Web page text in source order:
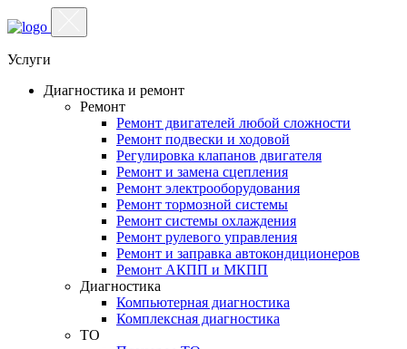
Услуги
Диагностика и ремонт
Ремонт
Ремонт двигателей любой сложности
Ремонт подвески и ходовой
Регулировка клапанов двигателя
Ремонт и замена сцепления
Ремонт электрооборудования
Ремонт тормозной системы
Ремонт системы охлаждения
Ремонт рулевого управления
Ремонт и заправка автокондиционеров
Ремонт АКПП и МКПП
Диагностика
Компьютерная диагностика
Комплексная диагностика
ТО